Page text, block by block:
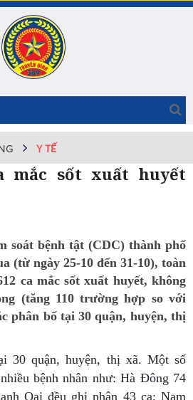
Y TẾ
mắc sốt xuất huyết
soát bệnh tật (CDC) thành phố
(từ ngày 25-10 đến 31-10), toàn
ca mắc sốt xuất huyết, không
(tăng 110 trường hợp so với
phân bố tại 30 quận, huyện, thị
30 quận, huyện, thị xã. Một số
bệnh nhân như: Hà Đông 74
Oai đều ghi nhận 43 ca; Nam